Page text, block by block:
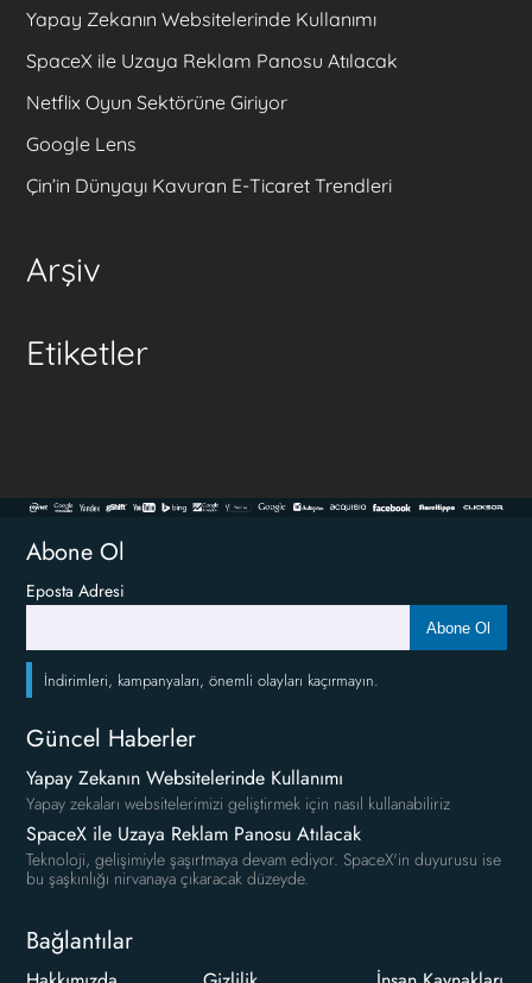
Yapay Zekanın Websitelerinde Kullanımı
SpaceX ile Uzaya Reklam Panosu Atılacak
Netflix Oyun Sektörüne Giriyor
Google Lens
Çin’in Dünyayı Kavuran E-Ticaret Trendleri
Arşiv
Etiketler
Abone Ol
Eposta Adresi
Abone Ol
İndirimleri, kampanyaları, önemli olayları kaçırmayın.
Güncel Haberler
Yapay Zekanın Websitelerinde Kullanımı
Yapay zekaları websitelerimizi geliştirmek için nasıl kullanabiliriz
SpaceX ile Uzaya Reklam Panosu Atılacak
Teknoloji, gelişimiyle şaşırtmaya devam ediyor. SpaceX'in duyurusu ise
bu şaşkınlığı nirvanaya çıkaracak düzeyde.
Bağlantılar